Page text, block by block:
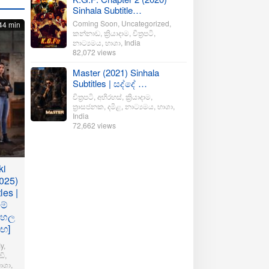
min
|
,
,
Sinhala Subtitle…
Coming Soon Uncategorized
කන්නාඩ ක්‍රියාදාම චිත්‍රපටි
නාට්‍යමය භාශා India
82,072 views
Master (2021) Sinhala
Subtitles | සද්දේ …
චිත්‍රපටි අභිරහස් ක්‍රියාදාම
ත්‍රාසජනක දමිළ නාට්‍යමය භාශා
India
72,662 views